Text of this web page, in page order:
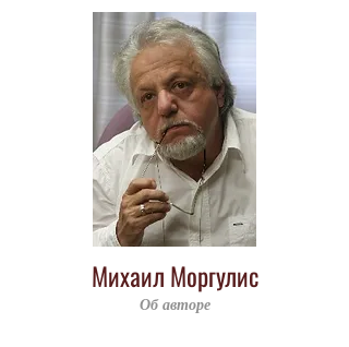
Михаил Моргулис
Об авторе